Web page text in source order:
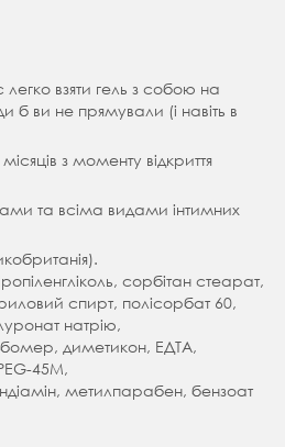
взяти гель з собою на
б ви не прямували (і навіть в
з моменту відкриття
та всіма видами інтимних
сорбітан стеарат,
спирт, полісорбат 60,
натрію,
диметикон, ЕДТА,
45M,
метилпарабен, бензоат